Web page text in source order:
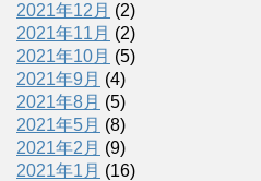
2021年12月 (2)
2021年11月 (2)
2021年10月 (5)
2021年9月 (4)
2021年8月 (5)
2021年5月 (8)
2021年2月 (9)
2021年1月 (16)